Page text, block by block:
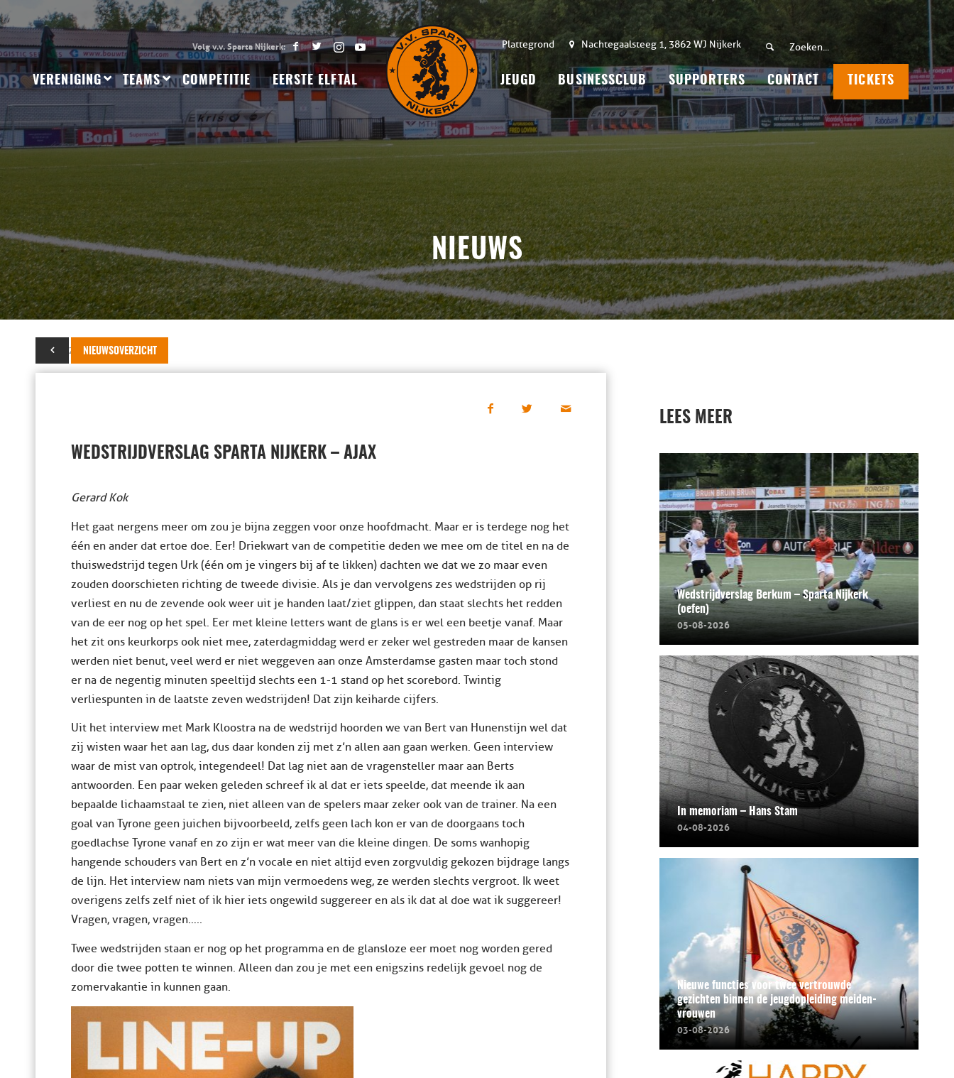
Plattegrond Nachtegaalsteeg 1, 3862 WJ Nijkerk
VERENIGING TEAMS COMPETITIE EERSTE ELFTAL JEUGD BUSINESSCLUB SUPPORTERS CONTACT TICKETS
NIEUWS
NIEUWSOVERZICHT
12 mei 2025
WEDSTRIJDVERSLAG SPARTA NIJKERK – AJAX
Gerard Kok
Het gaat nergens meer om zou je bijna zeggen voor onze hoofdmacht. Maar er is terdege nog het
één en ander dat ertoe doe. Eer! Driekwart van de competitie deden we mee om de titel en na de
thuiswedstrijd tegen Urk (één om je vingers bij af te likken) dachten we dat we zo maar even
zouden doorschieten richting de tweede divisie. Als je dan vervolgens zes wedstrijden op rij
verliest en nu de zevende ook weer uit je handen laat/ziet glippen, dan staat slechts het redden
van de eer nog op het spel. Eer met kleine letters want de glans is er wel een beetje vanaf. Maar
het zit ons keurkorps ook niet mee, zaterdagmiddag werd er zeker wel gestreden maar de kansen
werden niet benut, veel werd er niet weggeven aan onze Amsterdamse gasten maar toch stond
er na de negentig minuten speeltijd slechts een 1-1 stand op het scorebord. Twintig
verliespunten in de laatste zeven wedstrijden! Dat zijn keiharde cijfers.
Uit het interview met Mark Kloostra na de wedstrijd hoorden we van Bert van Hunenstijn wel dat
zij wisten waar het aan lag, dus daar konden zij met z’n allen aan gaan werken. Geen interview
waar de mist van optrok, integendeel! Dat lag niet aan de vragensteller maar aan Berts
antwoorden. Een paar weken geleden schreef ik al dat er iets speelde, dat meende ik aan
bepaalde lichaamstaal te zien, niet alleen van de spelers maar zeker ook van de trainer. Na een
goal van Tyrone geen juichen bijvoorbeeld, zelfs geen lach kon er van de doorgaans toch
goedlachse Tyrone vanaf en zo zijn er wat meer van die kleine dingen. De soms wanhopig
hangende schouders van Bert en z’n vocale en niet altijd even zorgvuldig gekozen bijdrage langs
de lijn. Het interview nam niets van mijn vermoedens weg, ze werden slechts vergroot. Ik weet
overigens zelfs zelf niet of ik hier iets ongewild suggereer en als ik dat al doe wat ik suggereer!
Vragen, vragen, vragen…..
Twee wedstrijden staan er nog op het programma en de glansloze eer moet nog worden gered
door die twee potten te winnen. Alleen dan zou je met een enigszins redelijk gevoel nog de
zomervakantie in kunnen gaan.
LEES MEER
Wedstrijdverslag Berkum – Sparta Nijkerk
(oefen)
05-08-2026
In memoriam – Hans Stam
04-08-2026
Nieuwe functies voor twee vertrouwde
gezichten binnen de jeugdopleiding meiden-
vrouwen
03-08-2026